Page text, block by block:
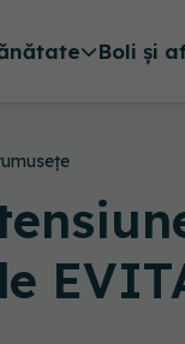
Boli și